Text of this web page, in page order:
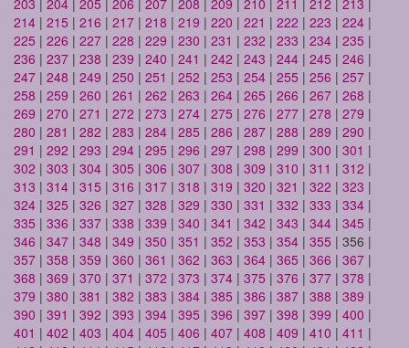
203 | 204 | 205 | 206 | 207 | 208 | 209 | 210 | 211 | 212 | 213 |
214 | 215 | 216 | 217 | 218 | 219 | 220 | 221 | 222 | 223 | 224 |
225 | 226 | 227 | 228 | 229 | 230 | 231 | 232 | 233 | 234 | 235 |
236 | 237 | 238 | 239 | 240 | 241 | 242 | 243 | 244 | 245 | 246 |
247 | 248 | 249 | 250 | 251 | 252 | 253 | 254 | 255 | 256 | 257 |
258 | 259 | 260 | 261 | 262 | 263 | 264 | 265 | 266 | 267 | 268 |
269 | 270 | 271 | 272 | 273 | 274 | 275 | 276 | 277 | 278 | 279 |
280 | 281 | 282 | 283 | 284 | 285 | 286 | 287 | 288 | 289 | 290 |
291 | 292 | 293 | 294 | 295 | 296 | 297 | 298 | 299 | 300 | 301 |
302 | 303 | 304 | 305 | 306 | 307 | 308 | 309 | 310 | 311 | 312 |
313 | 314 | 315 | 316 | 317 | 318 | 319 | 320 | 321 | 322 | 323 |
324 | 325 | 326 | 327 | 328 | 329 | 330 | 331 | 332 | 333 | 334 |
335 | 336 | 337 | 338 | 339 | 340 | 341 | 342 | 343 | 344 | 345 |
346 | 347 | 348 | 349 | 350 | 351 | 352 | 353 | 354 | 355 | 356 |
357 | 358 | 359 | 360 | 361 | 362 | 363 | 364 | 365 | 366 | 367 |
368 | 369 | 370 | 371 | 372 | 373 | 374 | 375 | 376 | 377 | 378 |
379 | 380 | 381 | 382 | 383 | 384 | 385 | 386 | 387 | 388 | 389 |
390 | 391 | 392 | 393 | 394 | 395 | 396 | 397 | 398 | 399 | 400 |
401 | 402 | 403 | 404 | 405 | 406 | 407 | 408 | 409 | 410 | 411 |